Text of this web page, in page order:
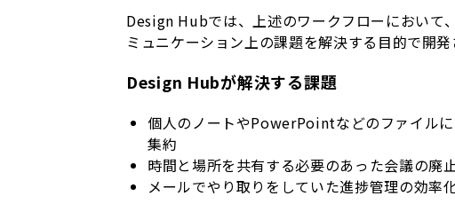
Design Hubでは、上述のワークフローにおいて
ミュニケーション上の課題を解決する目的で開発
Design Hubが解決する課題
個人のノートやPowerPointなどのファイル
集約
時間と場所を共有する必要のあった会議の廃
メールでやり取りをしていた進捗管理の効率